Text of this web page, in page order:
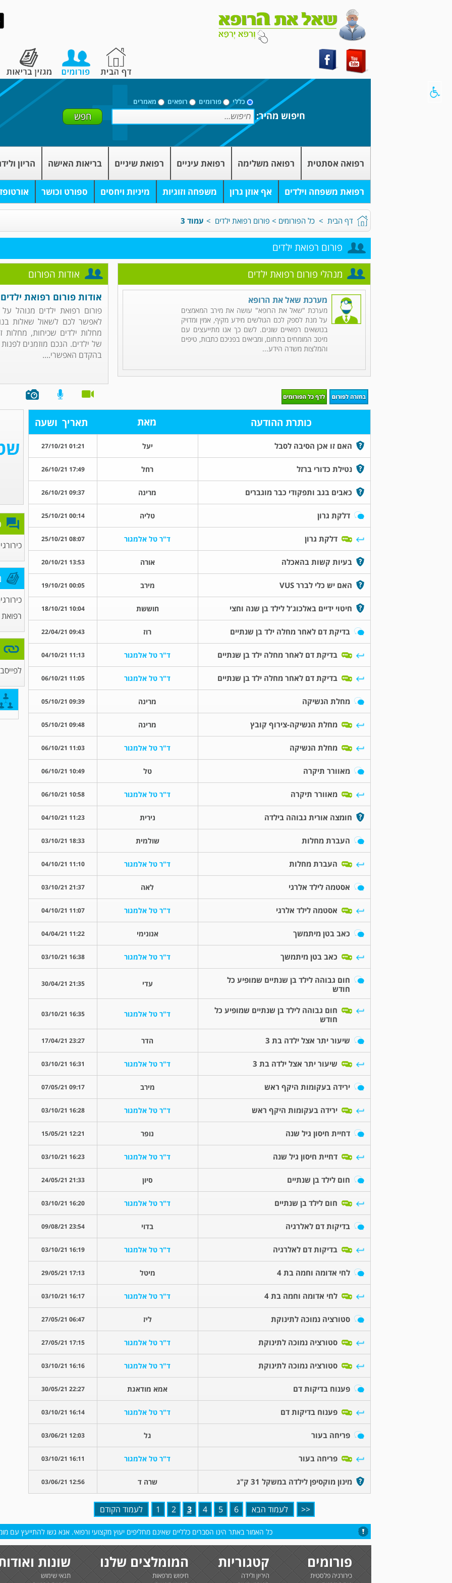
כללי פורומים רופאים מאמרים
חיפוש מהיר:
רפואה אסתטית רפואה משלימה רפואת עיניים רפואת שיניים בריאות האישה הריון
רפואת משפחה וילדים אף אוזן גרון משפחה וזוגיות מיניות ויחסים ספורט וכושר
דף הבית > כל הפורומים > פורום רפואת ילדים > עמוד 3
פורום רפואת ילדים
אודות הפורום
אודות פורום רפואת ילדים
פורום רפואת ילדים מנוהל
לאפשר לכם לשאול שאלות
מחלות ילדים שכיחות, מחלות
של ילדים. הנכם מוזמנים
בהקדם האפשרי....
מנהלי פורום רפואת ילדים
מערכת שאל את הרופא
מערכת "שאל את הרופא" עושה את מירב המאמצים
על מנת לספק לכם הגולשים מידע מקיף, אמין ומדויק
בנושאים רפואיים שונים. לשם כך אנו מתייעצים עם
מיטב המומחים בתחום, ומביאים בפניכם כתבות, טיפים
והמלצות משדה הידע...
כותרת ההודעה מאת תאריך ושעה
האם זו אכן הסיבה לסבל יעל 01:21 27/10/21
נטילת כדורי ברזל רחל 17:49 26/10/21
כאבים בגב ותפקודי כבר מוגברים מרינה 09:37 26/10/21
דלקת גרון טליה 00:14 25/10/21
דלקת גרון ד"ר טל אלמגור 08:07 25/10/21
בעיות קשות בהאכלה אורה 13:53 20/10/21
האם יש כלי לברר VUS מירב 00:05 19/10/21
חיטוי ידיים באלכוג'ל לילד בן שנה וחצי חוששת 10:04 18/10/21
בדיקת דם לאחר מחלה ילד בן שנתיים רוז 09:43 22/04/21
בדיקת דם לאחר מחלה ילד בן שנתיים ד"ר טל אלמגור 11:13 04/10/21
בדיקת דם לאחר מחלה ילד בן שנתיים ד"ר טל אלמגור 11:05 06/10/21
מחלת הנשיקה מרינה 09:39 05/10/21
מחלת הנשיקה-צירוף קובץ מרינה 09:48 05/10/21
מחלת הנשיקה ד"ר טל אלמגור 11:03 06/10/21
מאוורר תיקרה טל 10:49 06/10/21
מאוורר תיקרה ד"ר טל אלמגור 10:58 06/10/21
חומצה אורית גבוהה בילדה נירית 11:23 04/10/21
העברת מחלות שולמית 18:33 03/10/21
העברת מחלות ד"ר טל אלמגור 11:10 04/10/21
אסטמה לילד אלרגי לאה 21:37 03/10/21
אסטמה לילד אלרגי ד"ר טל אלמגור 11:07 04/10/21
כאב בטן מיתמשך אנונימי 11:22 04/04/21
כאב בטן מיתמשך ד"ר טל אלמגור 16:38 03/10/21
חום גבוהה לילד בן שנתיים שמופיע כל
חודש
עדי 21:35 30/04/21
חום גבוהה לילד בן שנתיים שמופיע כל
חודש
ד"ר טל אלמגור 16:35 03/10/21
שיעור יתר אצל ילדה בת 3 הדר 23:27 17/04/21
שיעור יתר אצל ילדה בת 3 ד"ר טל אלמגור 16:31 03/10/21
ירידה בעקומות היקף ראש מירב 09:17 07/05/21
ירידה בעקומות היקף ראש ד"ר טל אלמגור 16:28 03/10/21
דחיית חיסון גיל שנה נופר 12:21 15/05/21
דחיית חיסון גיל שנה ד"ר טל אלמגור 16:23 03/10/21
חום לילד בן שנתיים סיון 21:33 24/05/21
חום לילד בן שנתיים ד"ר טל אלמגור 16:20 03/10/21
בדיקות דם לאלרגיה בדוי 23:54 09/08/21
בדיקות דם לאלרגיה ד"ר טל אלמגור 16:19 03/10/21
לחי אדומה וחמה בת 4 מיטל 17:13 29/05/21
לחי אדומה וחמה בת 4 ד"ר טל אלמגור 16:17 03/10/21
סטורציה נמוכה לתינוקת ליז 06:47 27/05/21
סטורציה נמוכה לתינוקת ד"ר טל אלמגור 17:15 27/05/21
סטורציה נמוכה לתינוקת ד"ר טל אלמגור 16:16 03/10/21
פענוח בדיקות דם אמא מודאגת 22:27 30/05/21
פענוח בדיקות דם ד"ר טל אלמגור 16:14 03/10/21
פריחה בעור גל 12:03 03/06/21
פריחה בעור ד"ר טל אלמגור 16:11 03/10/21
מינון מוקסיפן לילדה במשקל 31 ק"ג שרה ד 12:56 03/06/21
<< לעמוד הבא 1 2 3 4 5 6 לעמוד הקודם
כל האמור באתר הינו הסברים כלליים שאינם מחליפים יעוץ מקצועי ורפואי. אנא גשו להתייעץ עם
פורומים
כירורגיה פלסטית
קטגוריות
היריון ולידה
המומלצים שלנו
חיפוש מרפאות
שונות
תנאי שימוש